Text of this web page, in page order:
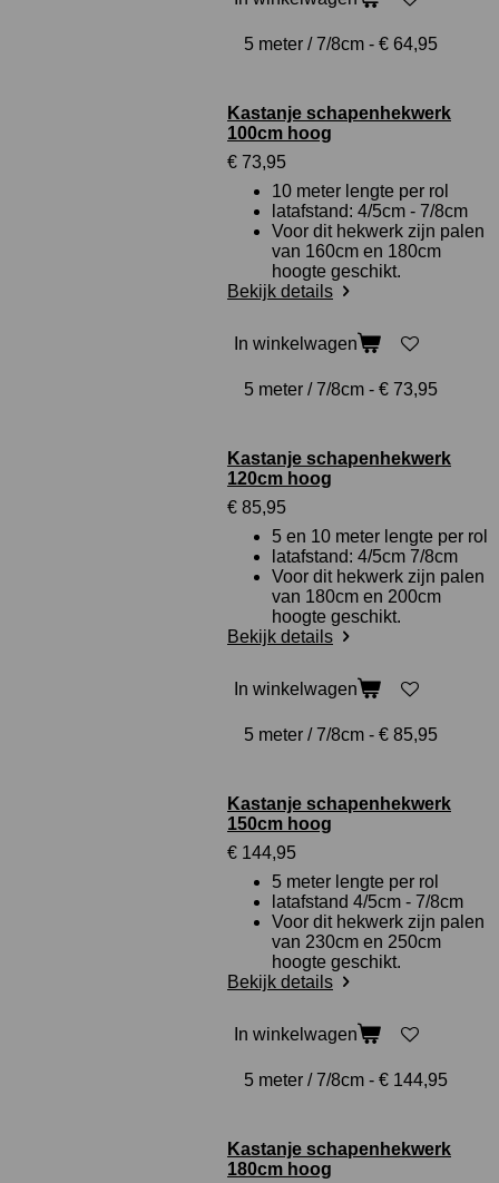
Kastanje schapenhekwerk
100cm hoog
€ 73,95
10 meter lengte per rol
latafstand: 4/5cm - 7/8cm
Voor dit hekwerk zijn palen
van 160cm en 180cm
hoogte geschikt.
Bekijk details
In winkelwagen
Kastanje schapenhekwerk
120cm hoog
€ 85,95
5 en 10 meter lengte per rol
latafstand: 4/5cm 7/8cm
Voor dit hekwerk zijn palen
van 180cm en 200cm
hoogte geschikt.
Bekijk details
In winkelwagen
Kastanje schapenhekwerk
150cm hoog
€ 144,95
5 meter lengte per rol
latafstand 4/5cm - 7/8cm
Voor dit hekwerk zijn palen
van 230cm en 250cm
hoogte geschikt.
Bekijk details
In winkelwagen
Kastanje schapenhekwerk
180cm hoog